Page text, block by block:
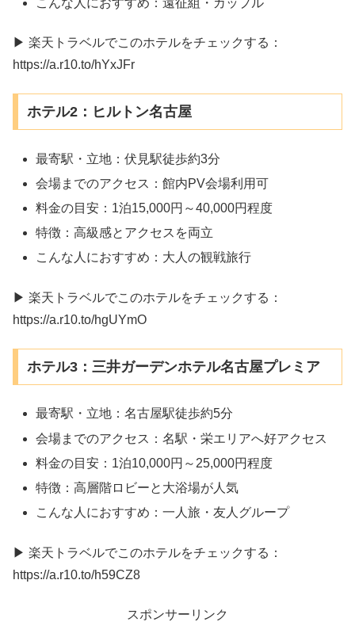
▶ 楽天トラベルでこのホテルをチェックする：
https://a.r10.to/hYxJFr
ホテル2：ヒルトン名古屋
最寄駅・立地：伏見駅徒歩約3分
会場までのアクセス：館内PV会場利用可
料金の目安：1泊15,000円～40,000円程度
特徴：高級感とアクセスを両立
こんな人におすすめ：大人の観戦旅行
▶ 楽天トラベルでこのホテルをチェックする：
https://a.r10.to/hgUYmO
ホテル3：三井ガーデンホテル名古屋プレミア
最寄駅・立地：名古屋駅徒歩約5分
会場までのアクセス：名駅・栄エリアへ好アクセス
料金の目安：1泊10,000円～25,000円程度
特徴：高層階ロビーと大浴場が人気
こんな人におすすめ：一人旅・友人グループ
▶ 楽天トラベルでこのホテルをチェックする：
https://a.r10.to/h59CZ8
スポンサーリンク